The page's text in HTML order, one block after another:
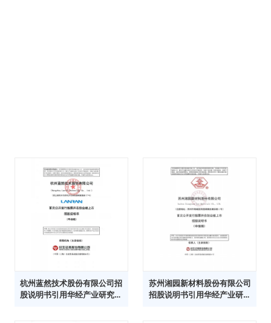
杭州蓝然技术股份有限公司招
股说明书引用华经产业研究院
苏州湘园新材料股份有限公司
招股说明书引用华经产业研究